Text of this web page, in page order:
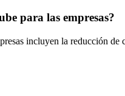
para las empresas?
incluyen la reducción